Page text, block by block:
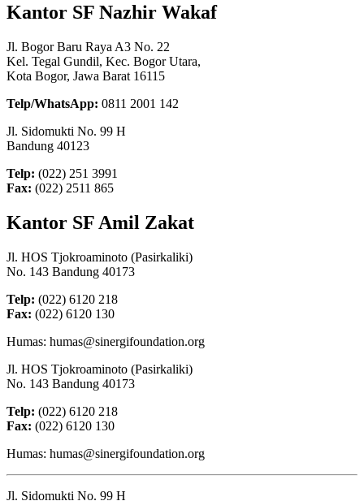
Kantor SF Nazhir Wakaf
Jl. Bogor Baru Raya A3 No. 22
Kel. Tegal Gundil, Kec. Bogor Utara,
Kota Bogor, Jawa Barat 16115
Telp/WhatsApp: 0811 2001 142
Jl. Sidomukti No. 99 H
Bandung 40123
Telp: (022) 251 3991
Fax: (022) 2511 865
Kantor SF Amil Zakat
Jl. HOS Tjokroaminoto (Pasirkaliki)
No. 143 Bandung 40173
Telp: (022) 6120 218
Fax: (022) 6120 130
Humas: humas@sinergifoundation.org
Jl. HOS Tjokroaminoto (Pasirkaliki)
No. 143 Bandung 40173
Telp: (022) 6120 218
Fax: (022) 6120 130
Humas: humas@sinergifoundation.org
Jl. Sidomukti No. 99 H